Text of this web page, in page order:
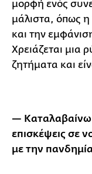
μορφή ενός
μάλιστα, όπως
και την
Χρειάζεται μια
ζητήματα και
—
επισκέψεις σε
με την